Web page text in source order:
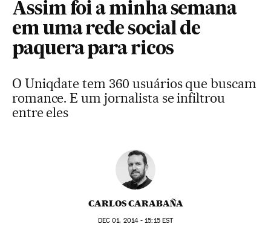
Assim foi a minha semana
em uma rede social de
paquera para ricos
O Uniqdate tem 360 usuários que buscam
romance. E um jornalista se infiltrou
entre eles
CARLOS CARABAÑA
DEC 01, 2014 - 15:15EST